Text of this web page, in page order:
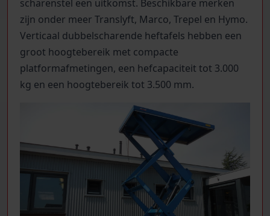
scharenstel een uitkomst. Beschikbare merken
zijn onder meer Translyft, Marco, Trepel en Hymo.
Verticaal dubbelscharende heftafels hebben een
groot hoogtebereik met compacte
platformafmetingen, een hefcapaciteit tot 3.000
kg en een hoogtebereik tot 3.500 mm.